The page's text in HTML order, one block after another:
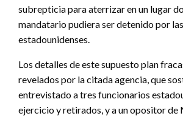
subrepticia para aterrizar en un lugar
mandatario pudiera ser detenido por
estadounidenses.
Los detalles de este supuesto plan
revelados por la citada agencia, que
entrevistado a tres funcionarios
ejercicio y retirados, y a un opositor de